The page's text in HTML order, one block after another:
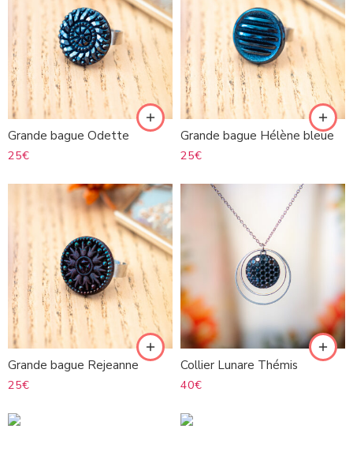
Grande bague Odette
25€
Grande bague Hélène bleue
25€
Grande bague Rejeanne
25€
Collier Lunare Thémis
40€